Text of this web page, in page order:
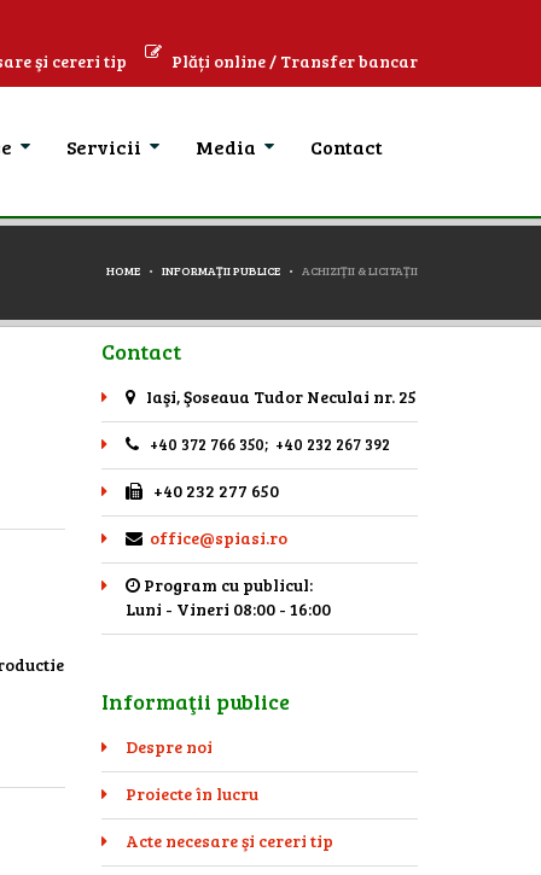
şi cereri tip Plăți online / Transfer bancar
Servicii Media Contact
HOME INFORMAŢII PUBLICE ACHIZIŢII & LICITAŢII
Contact
Iaşi, Şoseaua Tudor Neculai nr. 25
+40 372 766 350; +40 232 267 392
+40 232 277 650
office@spiasi.ro
Program cu publicul:
Luni - Vineri 08:00 - 16:00
Informaţii publice
Despre noi
Proiecte în lucru
Acte necesare şi cereri tip